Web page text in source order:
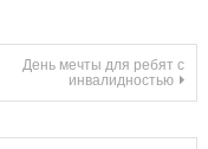
День мечты для ребят с
инвалидностью